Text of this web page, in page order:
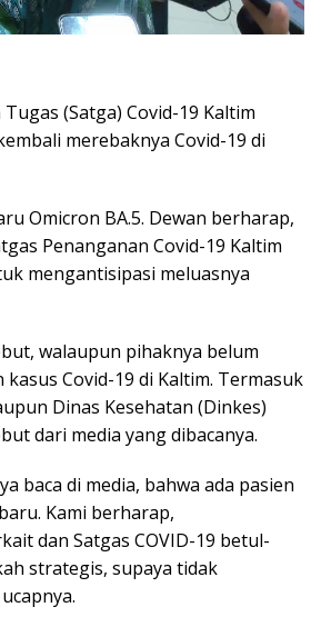
(Satga) Covid-19 Kaltim
merebaknya Covid-19 di
Omicron BA.5. Dewan berharap,
Penanganan Covid-19 Kaltim
mengantisipasi meluasnya
walaupun pihaknya belum
Covid-19 di Kaltim. Termasuk
Dinas Kesehatan (Dinkes)
dari media yang dibacanya.
baca di media, bahwa ada pasien
Kami berharap,
dan Satgas COVID-19 betul-
strategis, supaya tidak